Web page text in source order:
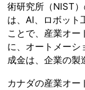
術研究所（NIST
は、AI、ロボット
ことで、産業オー
に、オートメーシ
成金は、企業の製
カナダの産業オー